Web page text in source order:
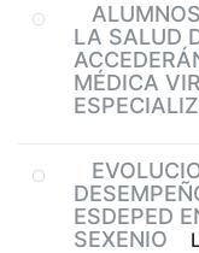
LA SALUD
MÉDICA
ESDEPED
SEXENIO